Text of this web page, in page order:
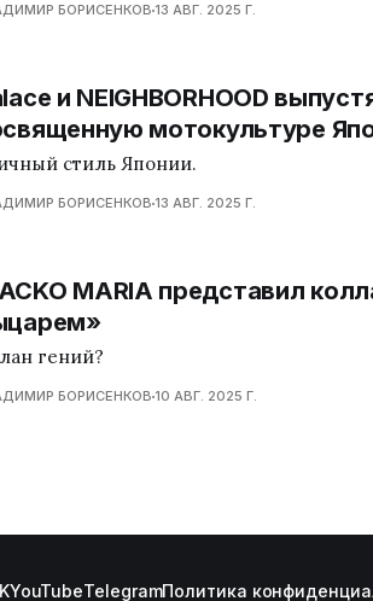
БОРИСЕНКОВ 13 АВГ. 2025 Г.
и NEIGHBORHOOD
мотокультуре
стиль Японии.
БОРИСЕНКОВ 13 АВГ. 2025 Г.
MARIA представил
гений?
БОРИСЕНКОВ 10 АВГ. 2025 Г.
YouTubeTelegramПолитика